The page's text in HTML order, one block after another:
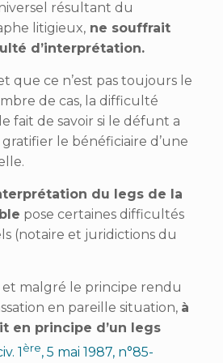
résultant du
litigieux,ne souffrait
d’interprétation.
que ce n’est pas toujours le
de cas, la difficulté
fait de savoir si le défunt a
le bénéficiaire d’une
du legs de la
pose certaines difficultés
(notaire et juridictions du
malgré le principe rendu
en pareille situation, à
en principe d’un legs
1ère, 5 mai 1987, n°85-